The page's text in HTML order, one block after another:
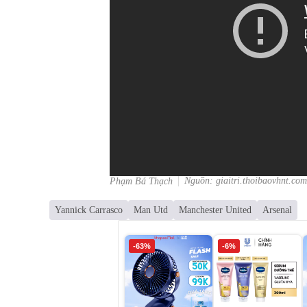
Phạm Bá Thạch Nguồn:
Yannick Carrasco Man Utd Manchester United Arsenal
-63% -6%